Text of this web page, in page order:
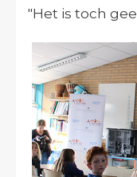
"Het is toch